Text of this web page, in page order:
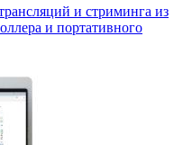
и стриминга из
и портативного